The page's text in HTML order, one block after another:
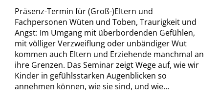
Präsenz-Termin für (Groß-)Eltern und
Fachpersonen Wüten und Toben, Traurigkeit und
Angst: Im Umgang mit überbordenden Gefühlen,
mit völliger Verzweiflung oder unbändiger Wut
kommen auch Eltern und Erziehende manchmal an
ihre Grenzen. Das Seminar zeigt Wege auf, wie wir
Kinder in gefühlsstarken Augenblicken so
annehmen können, wie sie sind, und wie…